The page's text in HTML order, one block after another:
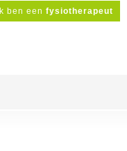
Ik ben een fysiotherapeut